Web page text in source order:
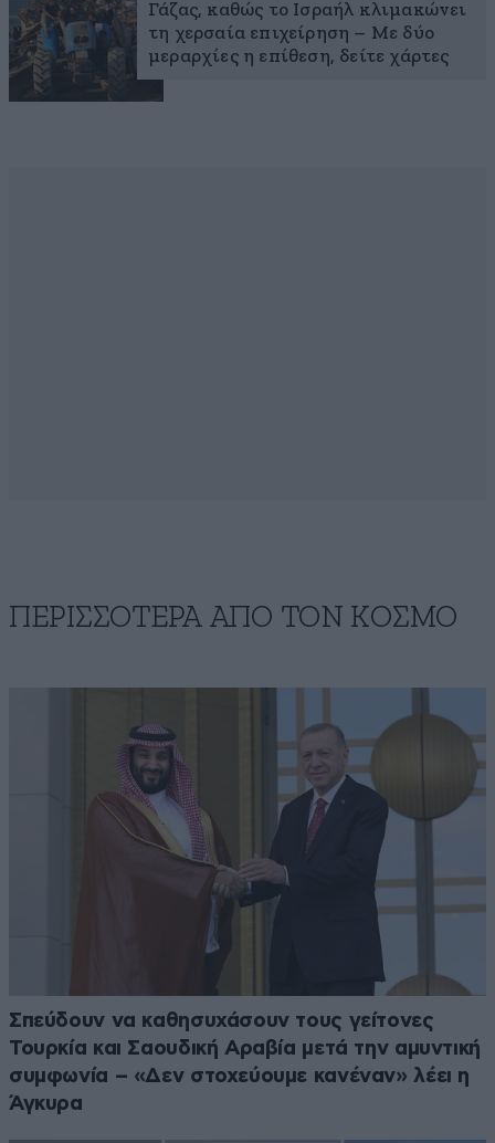
Γάζας, καθώς το Ισραήλ κλιμακώνει
τη χερσαία επιχείρηση – Με δύο
μεραρχίες η επίθεση, δείτε χάρτες
ΠΕΡΙΣΣΟΤΕΡΑ ΑΠΟ ΤΟΝ ΚΟΣΜΟ
Σπεύδουν να καθησυχάσουν τους γείτονες
Τουρκία και Σαουδική Αραβία μετά την αμυντική
συμφωνία – «Δεν στοχεύουμε κανέναν» λέει η
Άγκυρα